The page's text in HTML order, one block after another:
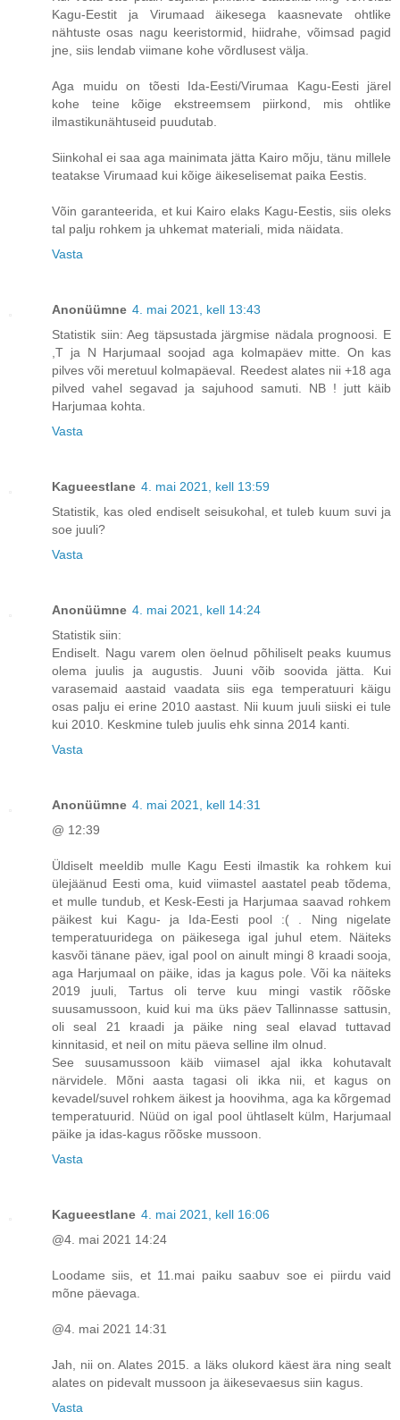
Kagu-Eestit ja Virumaad äikesega kaasnevate ohtlike
nähtuste osas nagu keeristormid, hiidrahe, võimsad pagid
jne, siis lendab viimane kohe võrdlusest välja.
Aga muidu on tõesti Ida-Eesti/Virumaa Kagu-Eesti järel
kohe teine kõige ekstreemsem piirkond, mis ohtlike
ilmastikunähtuseid puudutab.
Siinkohal ei saa aga mainimata jätta Kairo mõju, tänu millele
teatakse Virumaad kui kõige äikeselisemat paika Eestis.
Võin garanteerida, et kui Kairo elaks Kagu-Eestis, siis oleks
tal palju rohkem ja uhkemat materiali, mida näidata.
Vasta
Anonüümne 4. mai 2021, kell 13:43
Statistik siin: Aeg täpsustada järgmise nädala prognoosi. E
,T ja N Harjumaal soojad aga kolmapäev mitte. On kas
pilves või meretuul kolmapäeval. Reedest alates nii +18 aga
pilved vahel segavad ja sajuhood samuti. NB ! jutt käib
Harjumaa kohta.
Vasta
Kagueestlane 4. mai 2021, kell 13:59
Statistik, kas oled endiselt seisukohal, et tuleb kuum suvi ja
soe juuli?
Vasta
Anonüümne 4. mai 2021, kell 14:24
Statistik siin:
Endiselt. Nagu varem olen öelnud põhiliselt peaks kuumus
olema juulis ja augustis. Juuni võib soovida jätta. Kui
varasemaid aastaid vaadata siis ega temperatuuri käigu
osas palju ei erine 2010 aastast. Nii kuum juuli siiski ei tule
kui 2010. Keskmine tuleb juulis ehk sinna 2014 kanti.
Vasta
Anonüümne 4. mai 2021, kell 14:31
@ 12:39
Üldiselt meeldib mulle Kagu Eesti ilmastik ka rohkem kui
ülejäänud Eesti oma, kuid viimastel aastatel peab tõdema,
et mulle tundub, et Kesk-Eesti ja Harjumaa saavad rohkem
päikest kui Kagu- ja Ida-Eesti pool :( . Ning nigelate
temperatuuridega on päikesega igal juhul etem. Näiteks
kasvõi tänane päev, igal pool on ainult mingi 8 kraadi sooja,
aga Harjumaal on päike, idas ja kagus pole. Või ka näiteks
2019 juuli, Tartus oli terve kuu mingi vastik rõõske
suusamussoon, kuid kui ma üks päev Tallinnasse sattusin,
oli seal 21 kraadi ja päike ning seal elavad tuttavad
kinnitasid, et neil on mitu päeva selline ilm olnud.
See suusamussoon käib viimasel ajal ikka kohutavalt
närvidele. Mõni aasta tagasi oli ikka nii, et kagus on
kevadel/suvel rohkem äikest ja hoovihma, aga ka kõrgemad
temperatuurid. Nüüd on igal pool ühtlaselt külm, Harjumaal
päike ja idas-kagus rõõske mussoon.
Vasta
Kagueestlane 4. mai 2021, kell 16:06
@4. mai 2021 14:24
Loodame siis, et 11.mai paiku saabuv soe ei piirdu vaid
mõne päevaga.
@4. mai 2021 14:31
Jah, nii on. Alates 2015. a läks olukord käest ära ning sealt
alates on pidevalt mussoon ja äikesevaesus siin kagus.
Vasta